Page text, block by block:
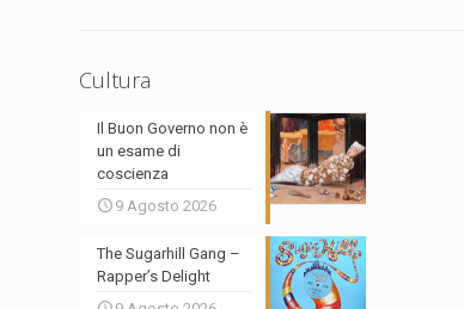
Cultura
Il Buon Governo non è
un esame di
coscienza
9 Agosto 2026
The Sugarhill Gang –
Rapper’s Delight